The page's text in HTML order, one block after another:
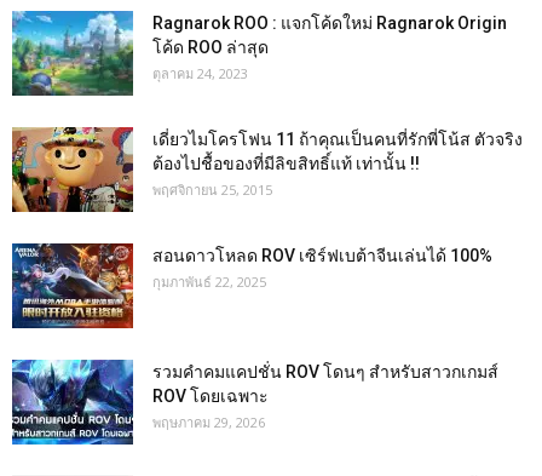
Ragnarok ROO : แจกโค้ดใหม่ Ragnarok Origin
โค้ด ROO ล่าสุด
ตุลาคม 24, 2023
เดี่ยวไมโครโฟน 11 ถ้าคุณเป็นคนที่รักพี่โน้ส ตัวจริง
ต้องไปชื้อของที่มีลิขสิทธิ์แท้ เท่านั้น !!
พฤศจิกายน 25, 2015
สอนดาวโหลด ROV เซิร์ฟเบต้าจีนเล่นได้ 100%
กุมภาพันธ์ 22, 2025
รวมคำคมแคปชั่น ROV โดนๆ สำหรับสาวกเกมส์
ROV โดยเฉพาะ
พฤษภาคม 29, 2026